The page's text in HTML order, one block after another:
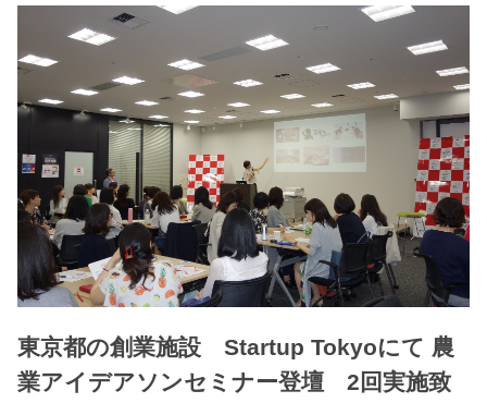
東京都の創業施設 Startup Tokyoにて 農
業アイデアソンセミナー登壇 2回実施致